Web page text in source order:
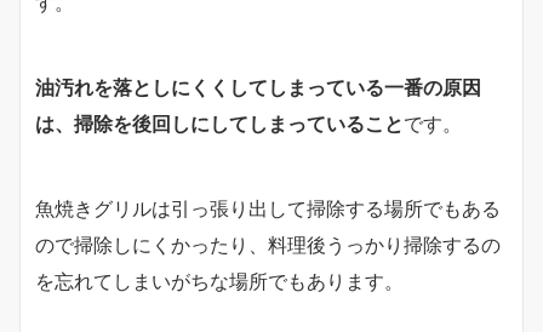
油汚れを落としにくくしてしまっている一番の原因
は、掃除を後回しにしてしまっていることです。
魚焼きグリルは引っ張り出して掃除する場所でもある
ので掃除しにくかったり、料理後うっかり掃除するの
を忘れてしまいがちな場所でもあります。